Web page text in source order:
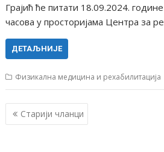
Грајић ће питати 18.09.2024.
часова у просторијама Центра за
ДЕТАЉНИЈЕ
Физикална медицина и рехабилитација
К
р
Старији чланци